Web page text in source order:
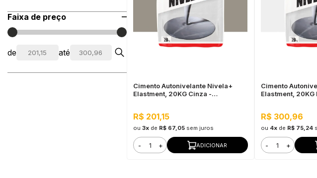
Faixa de preço
de até
Cimento Autonivelante Nivela+
Elastment, 20KG Cinza -
R$ 201,15
ou 3x de R$ 67,05 sem juros
- + ADICIONAR
Cimento
Elastment, 20KG
R$ 300,96
ou 4xde R$ 75,24
- +